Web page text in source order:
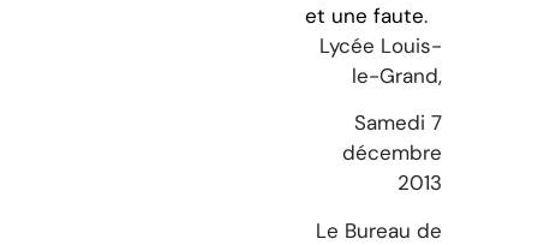
et une faute.
Lycée Louis-
le-Grand,
Samedi 7
décembre
2013
Le Bureau de